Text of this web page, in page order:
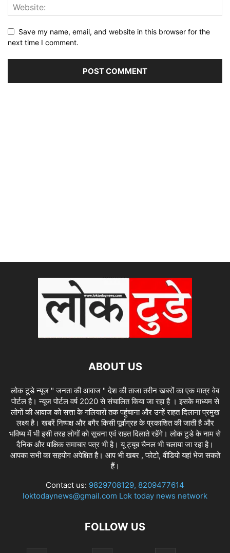
Save my name, email, and website in this browser for the
next time I comment.
ABOUT US
लोक टूडे न्यूज " जनता की आवाज " देश की ताजा तरीन खबरों का एक मात्र वेब
पोर्टल है। न्यूज पोर्टल वर्ष 2020 से संचालित किया जा रहा है । इसके माध्यम से
लोगों की आवाज को सत्ता के गलियारों तक पहुंचाना और उन्हें राहत दिलाना प्रमुख
लक्ष्य है। खबरें निष्पक्ष और बगैर किसी पूर्वाग्रह के प्रकाशित की जाती है और
भविष्य में भी इसी तरह लोगों को सूचना एवं राहत दिलाते रहेंगे। लोक टुडे के नाम से
दैनिक और पाक्षिक समाचार पत्र भी है। यू ट्यूब चैनल भी चलाया जा रहा है।
आपका सभी का सहयोग अपेक्षित है। आप भी खबर , फोटो, वीडियो यहां भेज सकते
हैं।
Contact us: 9829708129, 8209477614
loktodaynews@gmail.com Lok today news network
FOLLOW US